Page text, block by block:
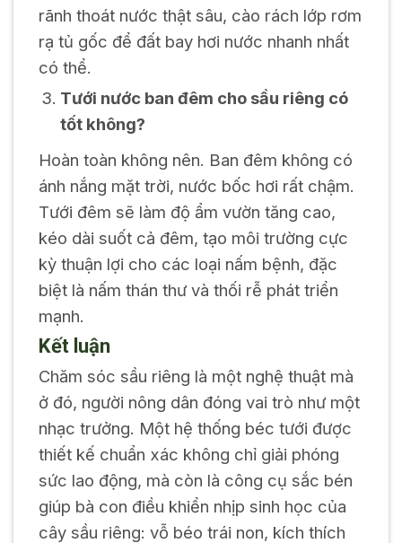
rãnh thoát nước thật sâu, cào rách lớp rơm
rạ tủ gốc để đất bay hơi nước nhanh nhất
có thể.
Tưới nước ban đêm cho sầu riêng có
tốt không?
Hoàn toàn không nên. Ban đêm không có
ánh nắng mặt trời, nước bốc hơi rất chậm.
Tưới đêm sẽ làm độ ẩm vườn tăng cao,
kéo dài suốt cả đêm, tạo môi trường cực
kỳ thuận lợi cho các loại nấm bệnh, đặc
biệt là nấm thán thư và thối rễ phát triển
mạnh.
Kết luận
Chăm sóc sầu riêng là một nghệ thuật mà
ở đó, người nông dân đóng vai trò như một
nhạc trưởng. Một hệ thống béc tưới được
thiết kế chuẩn xác không chỉ giải phóng
sức lao động, mà còn là công cụ sắc bén
giúp bà con điều khiển nhịp sinh học của
cây sầu riêng: vỗ béo trái non, kích thích